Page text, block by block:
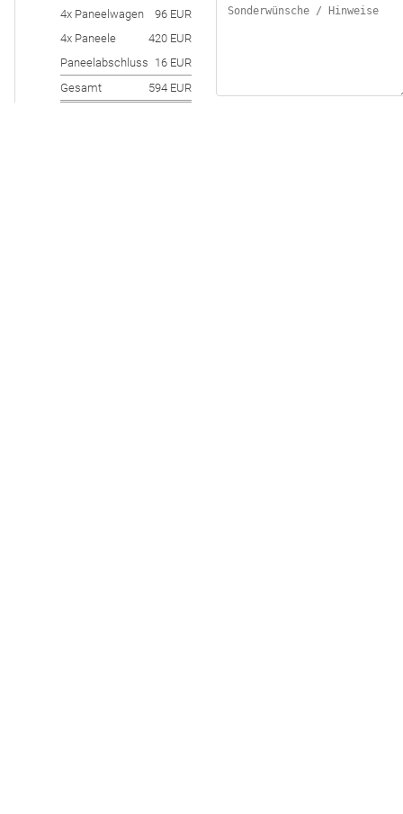
4x Paneelwagen
96 EUR
4x Paneele
420 EUR
Paneelabschluss 16 EUR
Gesamt
594 EUR